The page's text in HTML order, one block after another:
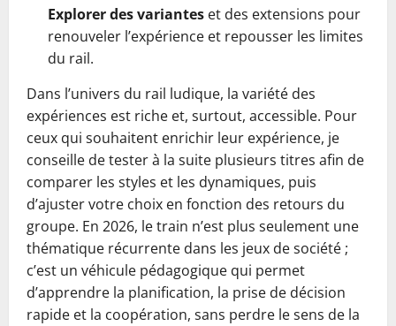
Explorer des variantes et des extensions pour
renouveler l’expérience et repousser les limites
du rail.
Dans l’univers du rail ludique, la variété des
expériences est riche et, surtout, accessible. Pour
ceux qui souhaitent enrichir leur expérience, je
conseille de tester à la suite plusieurs titres afin de
comparer les styles et les dynamiques, puis
d’ajuster votre choix en fonction des retours du
groupe. En 2026, le train n’est plus seulement une
thématique récurrente dans les jeux de société ;
c’est un véhicule pédagogique qui permet
d’apprendre la planification, la prise de décision
rapide et la coopération, sans perdre le sens de la